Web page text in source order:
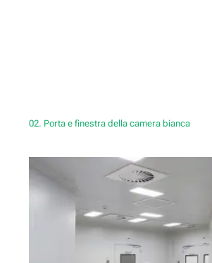
02. Porta e finestra della camera bianca